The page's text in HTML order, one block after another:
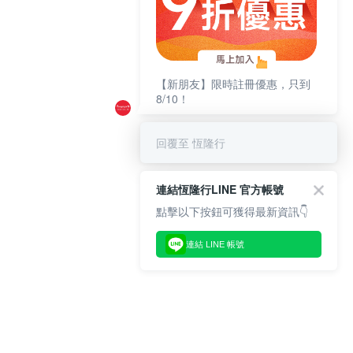
【新朋友】限時註冊優惠，只到
8/10！
回覆至 恆隆行
連結恆隆行LINE 官方帳號
點擊以下按鈕可獲得最新資訊👇
連結 LINE 帳號